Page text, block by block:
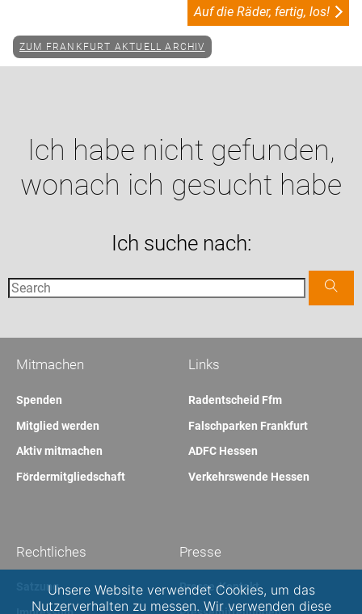
Auf die Räder, fertig, los!
ZUM FRANKFURT AKTUELL ARCHIV
Ich habe nicht gefunden,
wonach ich gesucht habe
Ich suche nach:
Links
Radentscheid Ffm
Falschparken Frankfurt
ADFC Hessen
Verkehrswende Hessen
Mitmachen
Spenden
Mitglied werden
Aktiv mitmachen
Fördermitgliedschaft
Presse
Presse-Kontakt
Rechtliches
SatzungUnsere Website verwendet Cookies, um das
Nutzerverhalten zu messen. Wir verwenden diese